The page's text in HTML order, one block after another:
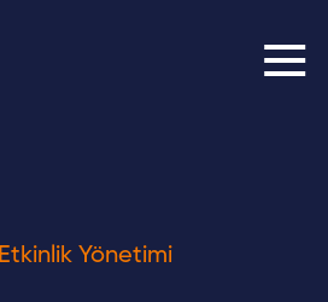
Etkinlik Yönetimi